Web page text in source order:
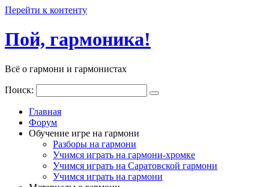
Перейти к контенту
Пой, гармоника!
Всё о гармони и гармонистах
Поиск:
Главная
Форум
Обучение игре на гармони
Разборы на гармони
Учимся играть на гармони-хромке
Учимся играть на Саратовской гармони
Учимся играть на гармони